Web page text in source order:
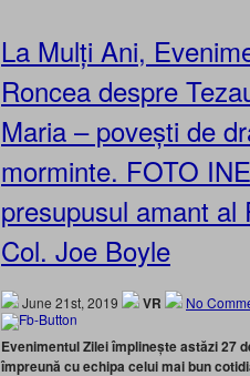
La Mulți Ani,
Roncea despre
Maria – povești de
morminte. FOTO
presupusul amant al
Col. Joe Boyle
June 21st, 2019 VR No
Evenimentul Zilei împlinește astăzi 27
împreună cu echipa celui mai bun